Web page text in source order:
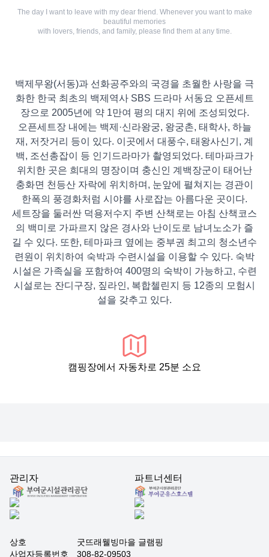
The day I want to leave with my dear friend. Whenever you want to make
beautiful memories
with lovers, friends, and family, please find them at any time.
백제무왕(서동)과 선화공주와의 국경을 초월한 사랑을 극
화한 한국 최초의 백제역사 SBS 드라마 서동요 오픈세트
장으로 2005년에 약 1만여 평의 대지 위에 조성되었다.
오픈세트장 내에는 백제·신라왕궁, 왕궁촌, 태학사, 하늘
재, 저잣거리 등이 있다. 이곳에서 대풍수, 태왕사신기, 계
백, 조선총잡이 등 인기드라마가 촬영되었다. 테마파크가
위치한 곳은 희대의 명장이며 충신인 계백장군이 태어난
충화면 천등산 자락에 위치하며, 눈앞에 펼쳐지는 경관이
한폭의 풍경화처럼 시야를 사로잡는 아름다운 곳이다.
세트장을 둘러싼 덕용저수지 주변 산책로는 아침 산책코스
의 백미로 가파르지 않은 경사와 난이도로 남녀노소가 즐
길 수 있다. 또한, 테마파크 옆에는 중부권 최고의 청소년수
련원이 위치하여 숙박과 수련시설을 이용할 수 있다. 숙박
시설은 가족실을 포함하여 400명의 숙박이 가능하고, 수련
시설로는 잔디구장, 짚라인, 복합첼린지 등 12종의 모험시
설을 갖추고 있다.
캠핑장에서 자동차로 25분 소요
관리자 파트너센터
상호
굿뜨래웰빙마을 글램핑
사업자등록번호
308-82-09503